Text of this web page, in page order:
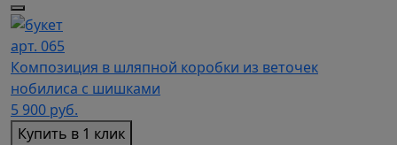
арт. 065
Композиция в шляпной коробки из веточек
нобилиса с шишками
5 900 руб.
Купить в 1 клик